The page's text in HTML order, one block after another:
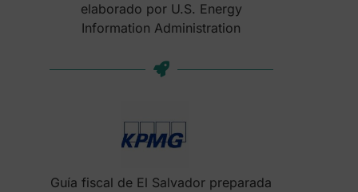
elaborado por U.S. Energy
Information Administration
Guía fiscal de El Salvador preparada